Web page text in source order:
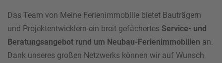
Das Team von Meine Ferienimmobilie bietet Bauträgern
und Projektentwicklern ein breit gefächertes Service- und
Beratungsangebot rund um Neubau-Ferienimmobilien an.
Dank unseres großen Netzwerks können wir auf Wunsch